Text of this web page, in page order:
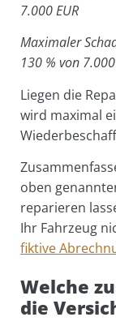
7.000 EUR
Maximaler
130 % von
Liegen die
wird maximal
oben
reparieren
Ihr Fahrzeug
fiktive
Welche
die